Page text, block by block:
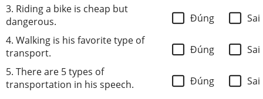
3. Riding a bike is cheap but
dangerous.
Đúng
Sai
4. Walking is his favorite type of
transport.
Đúng
Sai
5. There are 5 types of
transportation in his speech.
Đúng Sai